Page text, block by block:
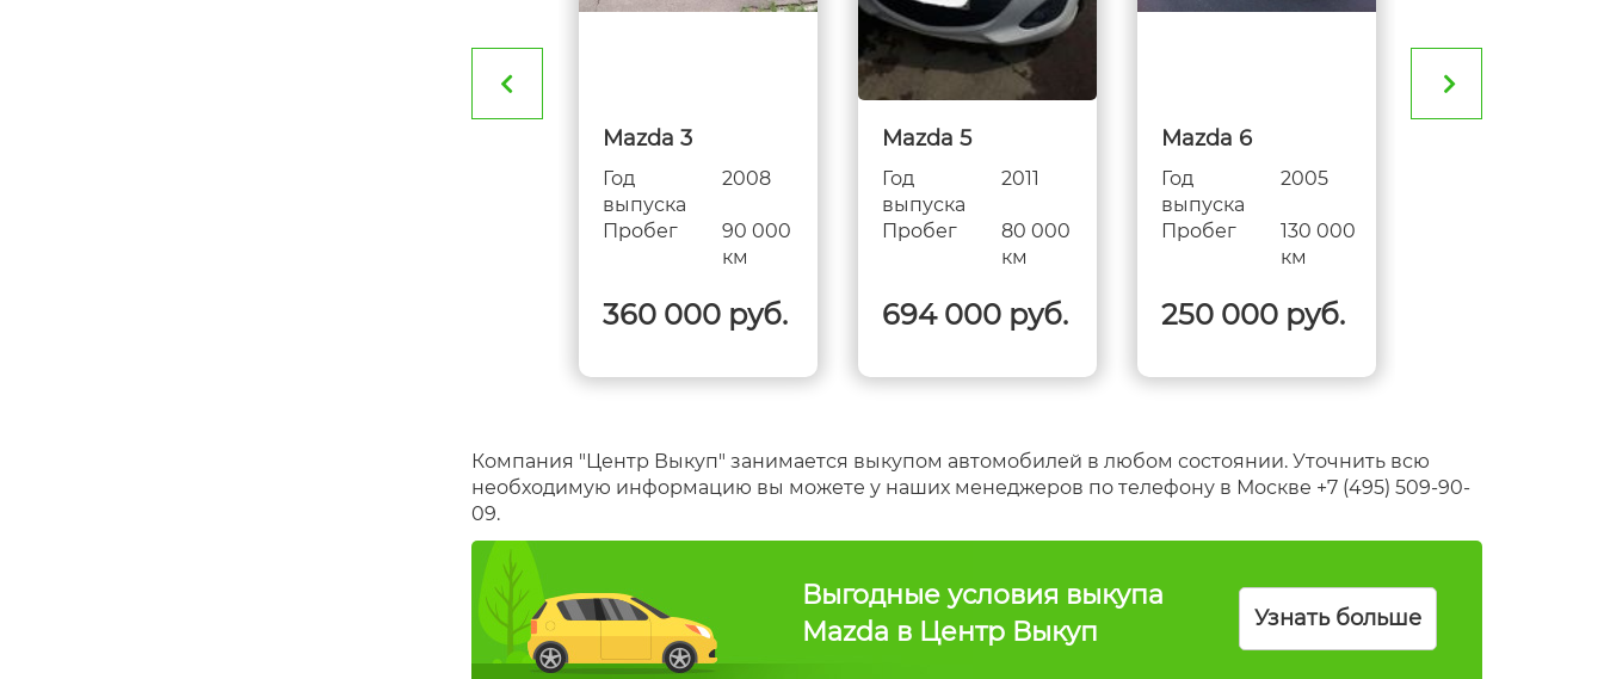
Mazda 3
Год
выпуска
2008
Пробег
90 000
км
360 000 руб.
Mazda 5
Год
выпуска
2011
Пробег
80 000
км
694 000 руб.
Mazda 6
Год
выпуска
2005
Пробег
130 000
км
250 000 руб.
Компания "Центр Выкуп" занимается выкупом автомобилей в любом состоянии. Уточнить всю
необходимую информацию вы можете у наших менеджеров по телефону в Москве +7 (495) 509-90-
09.
Выгодные условия выкупа
Mazda в Центр Выкуп
Узнать больше